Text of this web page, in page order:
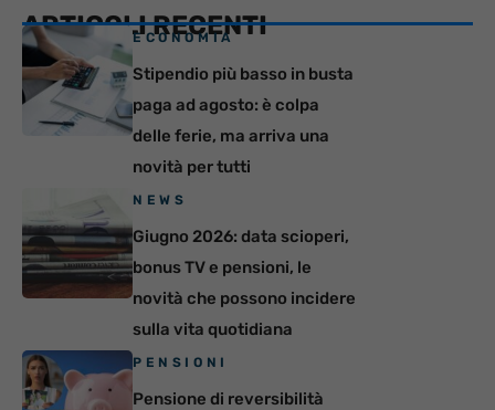
ARTICOLI RECENTI
ECONOMIA
Stipendio più basso in busta
paga ad agosto: è colpa
delle ferie, ma arriva una
novità per tutti
NEWS
Giugno 2026: data scioperi,
bonus TV e pensioni, le
novità che possono incidere
sulla vita quotidiana
PENSIONI
Pensione di reversibilità